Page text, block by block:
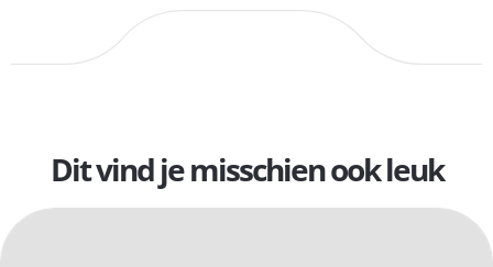
Dit vind je misschien ook leuk